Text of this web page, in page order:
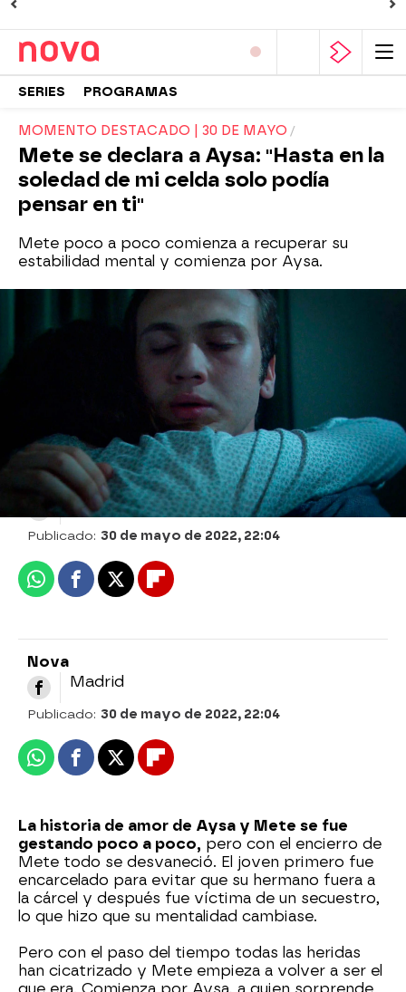
SERIES PROGRAMAS
MOMENTO DESTACADO | 30 DE MAYO
Mete se declara a Aysa: "Hasta en la
soledad de mi celda solo podía
pensar en ti"
Mete poco a poco comienza a recuperar su
estabilidad mental y comienza por Aysa.
» Mar de amores » Mejores momentos
Nova
Madrid
Publicado: 30 de mayo de 2022, 22:04
WhatsappFacebook
X Flipboard
Nova
Madrid
Publicado: 30 de mayo de 2022, 22:04
WhatsappFacebook
X Flipboard
La historia de amor de Aysa y Mete se fue
gestando poco a poco, pero con el encierro de
Mete todo se desvaneció. El joven primero fue
encarcelado para evitar que su hermano fuera a
la cárcel y después fue víctima de un secuestro,
lo que hizo que su mentalidad cambiase.
Pero con el paso del tiempo todas las heridas
han cicatrizado y Mete empieza a volver a ser el